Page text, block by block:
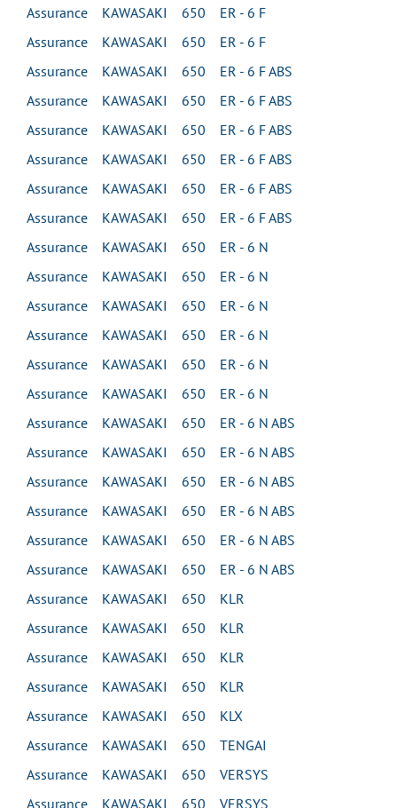
Assurance KAWASAKI 650 ER - 6 F
Assurance KAWASAKI 650 ER - 6 F
Assurance KAWASAKI 650 ER - 6 F ABS
Assurance KAWASAKI 650 ER - 6 F ABS
Assurance KAWASAKI 650 ER - 6 F ABS
Assurance KAWASAKI 650 ER - 6 F ABS
Assurance KAWASAKI 650 ER - 6 F ABS
Assurance KAWASAKI 650 ER - 6 F ABS
Assurance KAWASAKI 650 ER - 6 N
Assurance KAWASAKI 650 ER - 6 N
Assurance KAWASAKI 650 ER - 6 N
Assurance KAWASAKI 650 ER - 6 N
Assurance KAWASAKI 650 ER - 6 N
Assurance KAWASAKI 650 ER - 6 N
Assurance KAWASAKI 650 ER - 6 N ABS
Assurance KAWASAKI 650 ER - 6 N ABS
Assurance KAWASAKI 650 ER - 6 N ABS
Assurance KAWASAKI 650 ER - 6 N ABS
Assurance KAWASAKI 650 ER - 6 N ABS
Assurance KAWASAKI 650 ER - 6 N ABS
Assurance KAWASAKI 650 KLR
Assurance KAWASAKI 650 KLR
Assurance KAWASAKI 650 KLR
Assurance KAWASAKI 650 KLR
Assurance KAWASAKI 650 KLX
Assurance KAWASAKI 650 TENGAI
Assurance KAWASAKI 650 VERSYS
Assurance KAWASAKI 650 VERSYS